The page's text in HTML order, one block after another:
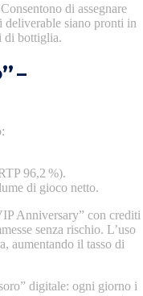
di assegnare
deliverable siano pronti in
di bottiglia.
–
96,2 %).
di gioco netto.
Anniversary” con crediti
senza rischio. L’uso
aumentando il tasso di
digitale: ogni giorno i